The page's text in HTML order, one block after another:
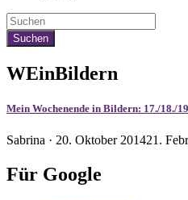
WEinBildern
Mein Wochenende in Bildern: 17./18./
Sabrina · Veröffentlicht
20. Oktober 201421.
Für Google